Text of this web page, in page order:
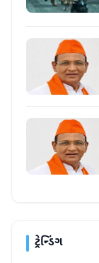
ટ્રેન્ડિંગ